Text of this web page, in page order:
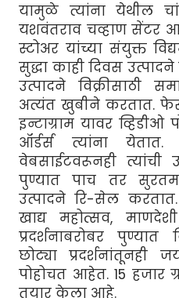
यामुळे त्यांना येथील
यशवंतराव चव्हाण सेंटर
स्टोअर यांच्या संयुक्त
सुद्धा काही दिवस
उत्पादने विक्रीसाठी
अत्यंत खुबीने करतात.
इन्टाग्राम यावर
ऑर्डर्स त्यांना
वेबसाईटवरूनही त्यांची
पुण्यात पाच तर
उत्पादने रि-सेल करतात.
खाद्य महोत्सव,
प्रदर्शनाबरोबर पुण्यात
छोट्या प्रदर्शनांतूनही
पोहोचत आहेत. 15 हजार
तयार केला आहे.